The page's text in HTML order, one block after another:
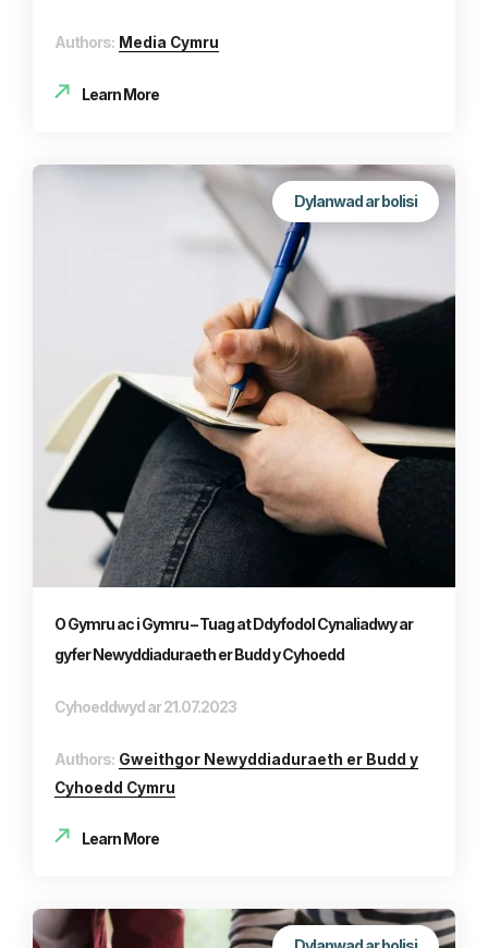
Authors: Media Cymru
Learn More
Dylanwad ar bolisi
O Gymru ac i Gymru – Tuag at Ddyfodol Cynaliadwy ar
gyfer Newyddiaduraeth er Budd y Cyhoedd
Cyhoeddwyd ar 21.07.2023
Authors: Gweithgor Newyddiaduraeth er Budd y
Cyhoedd Cymru
Learn More